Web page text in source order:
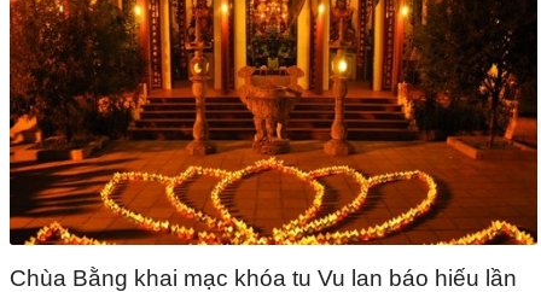
Chùa Bằng khai mạc khóa tu Vu lan báo hiếu lần